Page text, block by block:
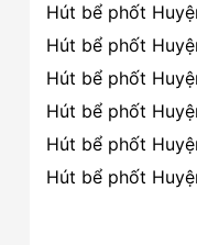
Hút bể phốt
Hút bể phốt
Hút bể phốt
Hút bể phốt
Hút bể phốt
Hút bể phốt